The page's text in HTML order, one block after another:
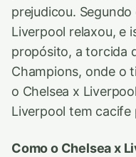
prejudicou.
Liverpool relaxou, e
propósito, a torcida
Champions, onde o
o Chelsea x
Liverpool tem cacife
Como o Chelsea x